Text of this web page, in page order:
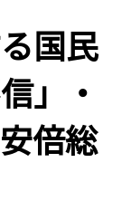
国民
」・
倍総